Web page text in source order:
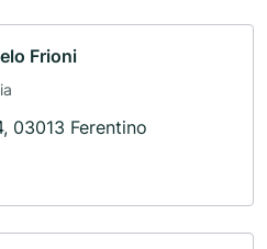
Frioni
03013 Ferentino